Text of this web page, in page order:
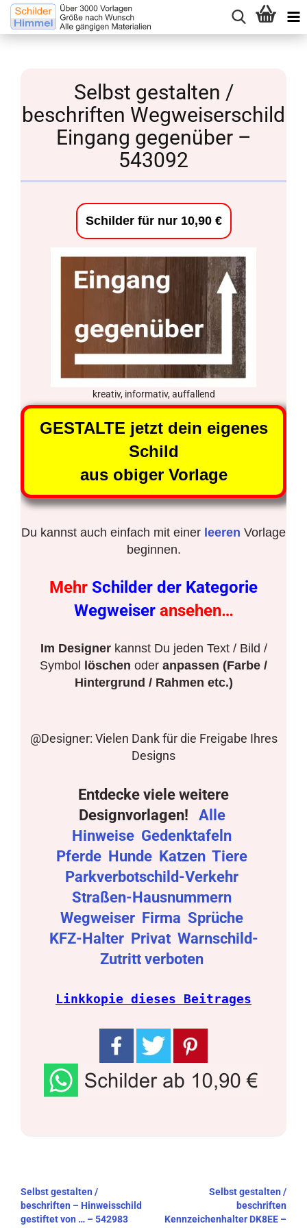
Selbst gestalten /
beschriften Wegweiserschild
Eingang gegenüber –
543092
Schilder für nur 10,90 €
kreativ, informativ, auffallend
GESTALTE jetzt dein eigenes
Schild
aus obiger Vorlage
Du kannst auch einfach mit einer leeren Vorlage
beginnen.
Mehr Schilder der Kategorie
Wegweiser ansehen…
Im Designerkannst Du jeden Text / Bild /
Symbol
löschen oder anpassen (Farbe /
Hintergrund / Rahmen etc.)
@Designer: Vielen Dank für die Freigabe Ihres
Designs
Entdecke viele weitere
Designvorlagen!
Alle
Hinweise Gedenktafeln
Pferde Hunde Katzen Tiere
Parkverbotschild-Verkehr
Straßen-Hausnummern
Wegweiser Firma Sprüche
KFZ-Halter Privat Warnschild-
Zutritt verboten
Linkkopie dieses Beitrages
Beitragsnavigation
Selbst gestalten /
beschriften – Hinweisschild
gestiftet von … – 542983
Selbst gestalten /
beschriften
Kennzeichenhalter DK8EE –